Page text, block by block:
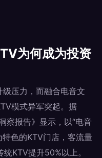
为何成为投资
压力，而融合电音文
模式异军突起。据
察报告》显示，以“电音
特色的KTV门店，客流量
KTV提升50%以上。